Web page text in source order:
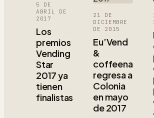
5 DE
ABRIL DE
2017
Los
premios
Vending
Star
2017 ya
tienen
finalistas
21 DE
DICIEMBRE
DE 2015
Eu’Vend
&
coffeena
regresa a
Colonia
en mayo
de 2017